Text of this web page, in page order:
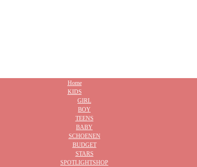
Home
KIDS
GIRL
BOY
TEENS
BABY
SCHOENEN
BUDGET
STARS
SPOTLIGHTSHOP